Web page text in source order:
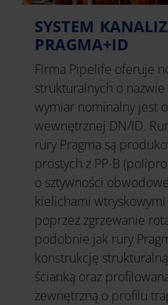
SYSTEM
PRAGMA+ID
Firma Pipelife oferuje
strukturalnych o
wymiar nominalny jest
wewnętrznej DN/ID.
rury Pragma są
prostych z PP-B
o sztywności
kielichami wtryskowymi
poprzez zgrzewanie
podobnie jak rury
konstrukcję
ścianką oraz
zewnętrzną o profilu